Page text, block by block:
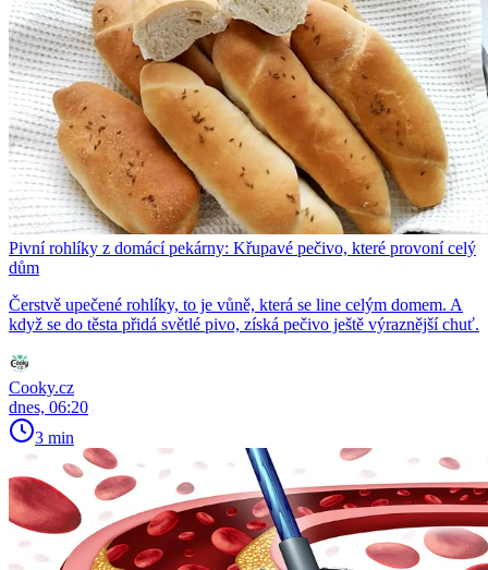
Pivní rohlíky z domácí pekárny: Křupavé pečivo, které provoní celý
dům
Čerstvě upečené rohlíky, to je vůně, která se line celým domem. A
když se do těsta přidá světlé pivo, získá pečivo ještě výraznější chuť.
Cooky.cz
dnes, 06:20
3 min